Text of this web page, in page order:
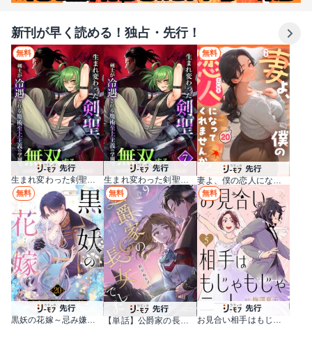
新刊が早く読める！独占・先行！
無料
生まれ変わった剣聖、剣士が冷遇される魔術至上主義の学園で無双する 生まれ変わった剣聖、剣士が冷遇される魔術至上主義の学園で無双する【単行本版】
無料
無料
黒妖の花嫁～忌み嫌われた私が冷酷大尉に愛されるまで～
無料
【単話】公爵家の長女でした
無料
お見合い相手はもじゃもじゃニート